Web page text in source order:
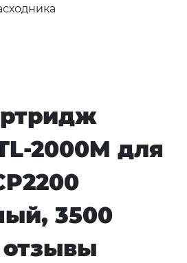
2000M для
3500
отзывы